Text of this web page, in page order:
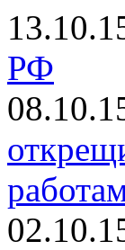
РФ